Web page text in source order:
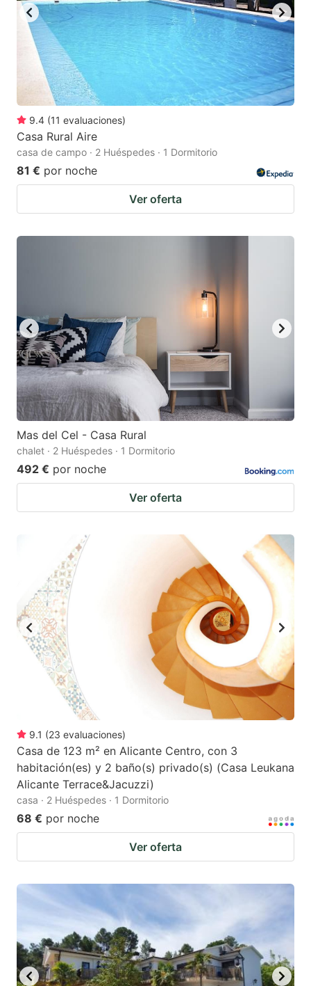
9.4 (11 evaluaciones)
Casa Rural Aire
casa de campo · 2 Huéspedes · 1 Dormitorio
81 € por noche
Ver oferta
Mas del Cel - Casa Rural
chalet · 2 Huéspedes · 1 Dormitorio
492 € por noche
Ver oferta
9.1 (23 evaluaciones)
Casa de 123 m² en Alicante Centro, con 3
habitación(es) y 2 baño(s) privado(s) (Casa Leukana
Alicante Terrace&Jacuzzi)
casa · 2 Huéspedes · 1 Dormitorio
68 € por noche
Ver oferta